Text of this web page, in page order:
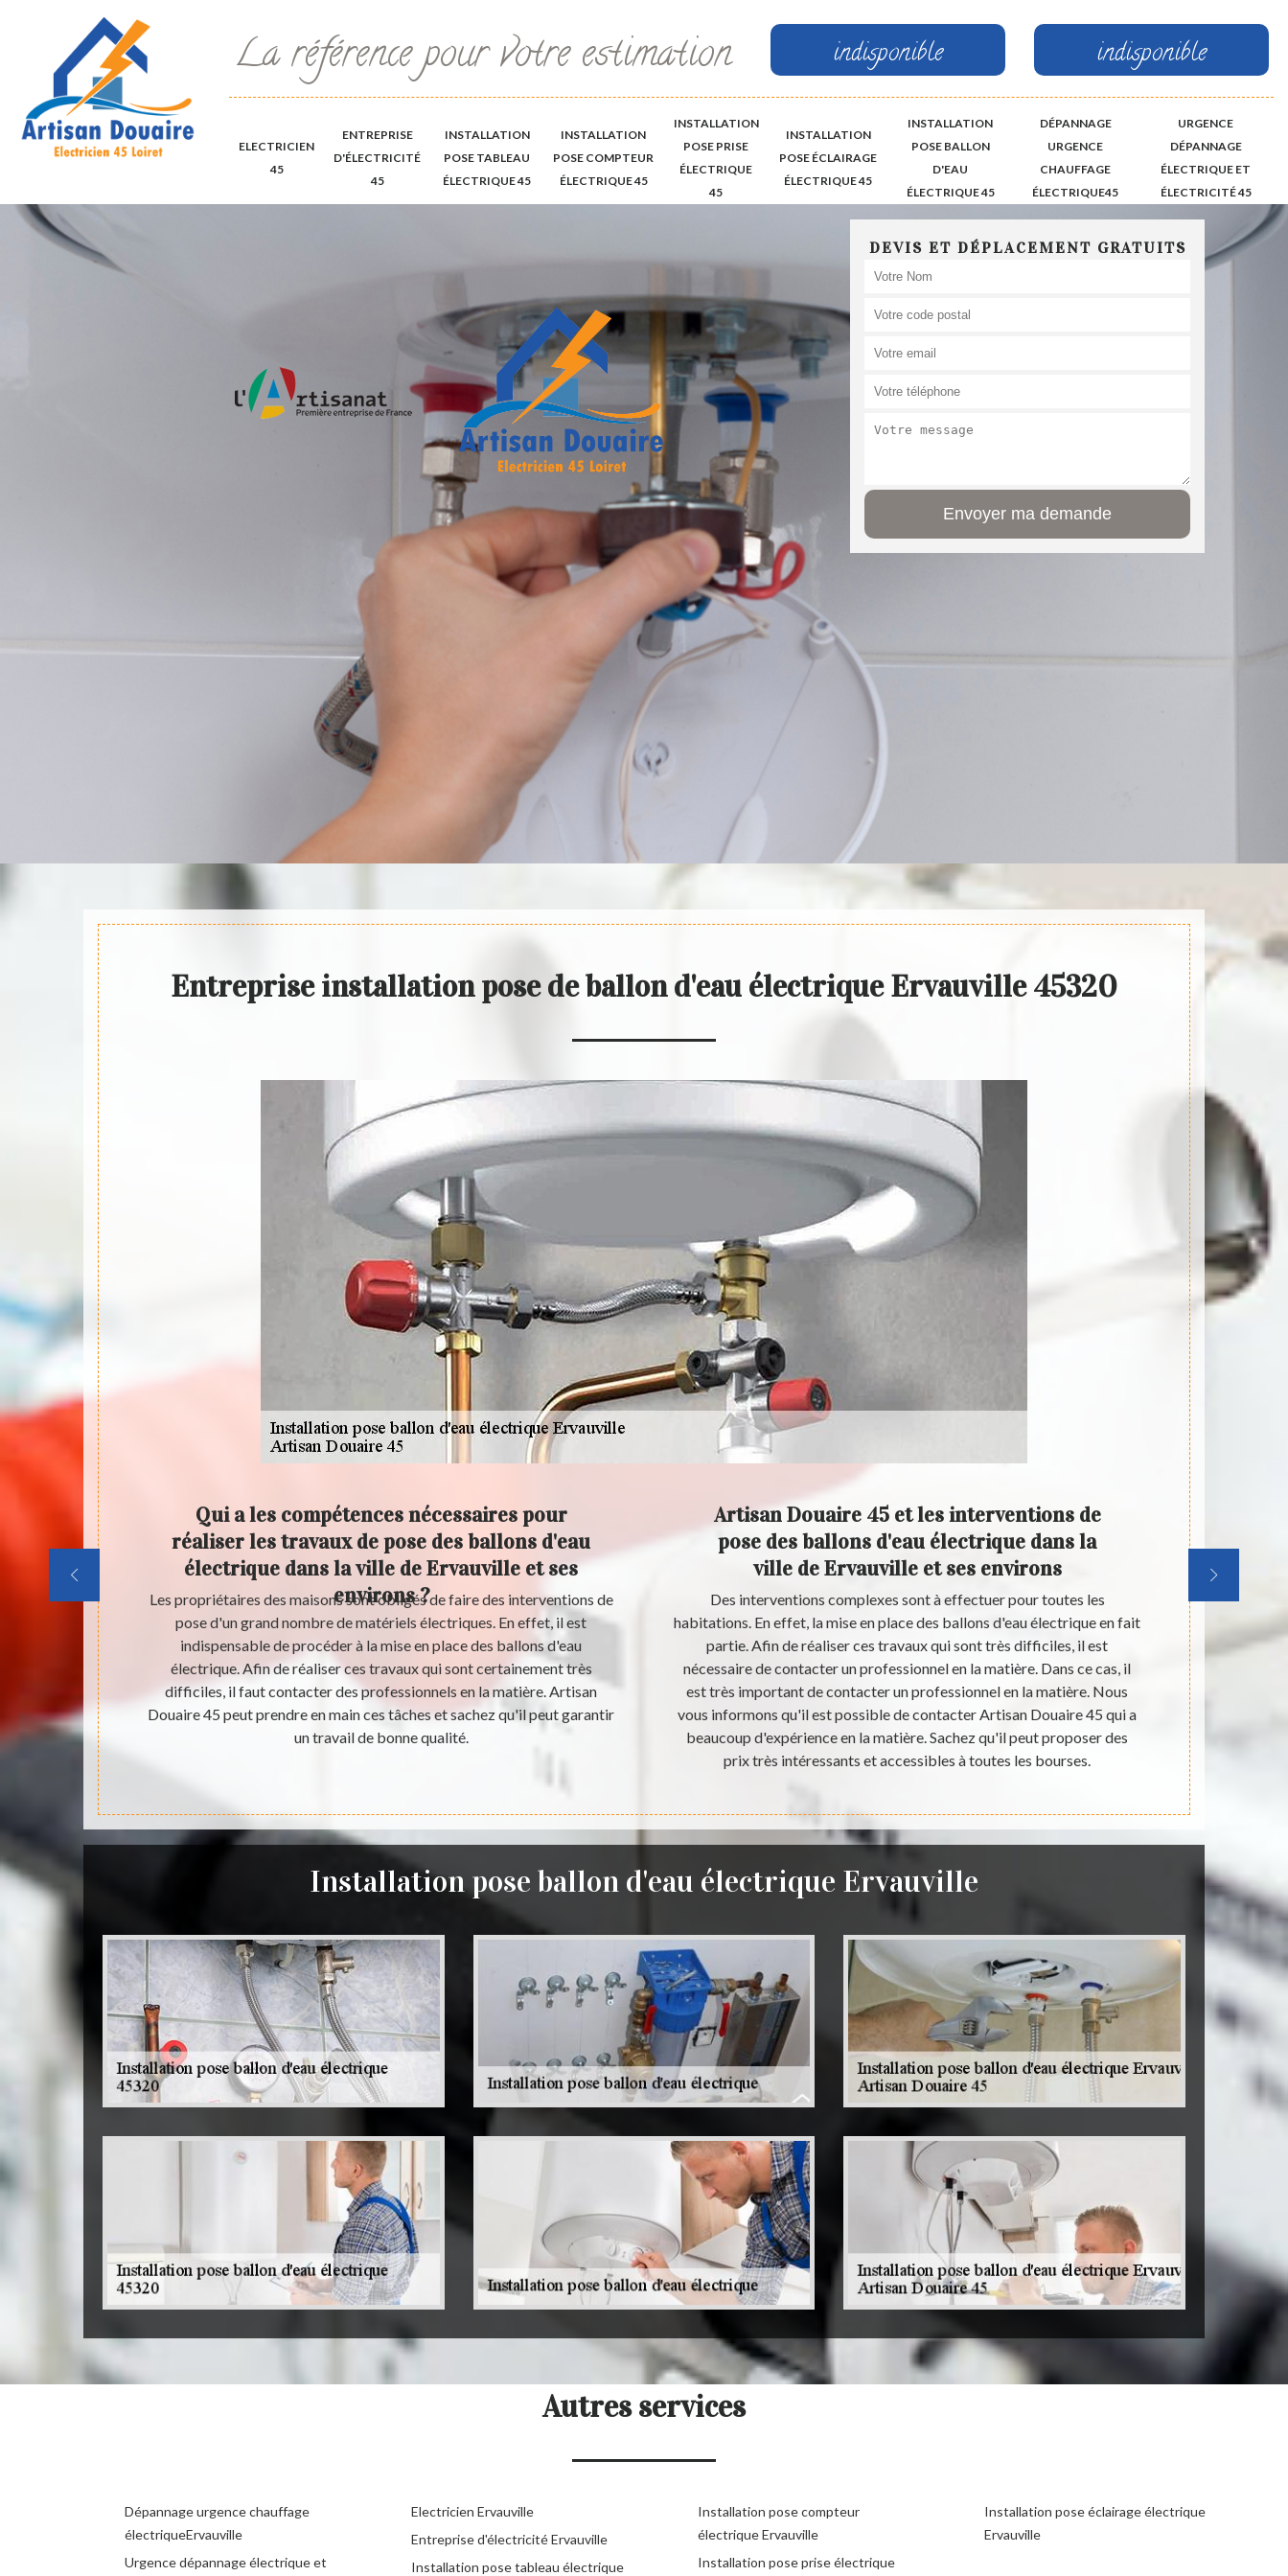
La référence pour votre estimation indisponible indisponible
ELECTRICIEN
45
ENTREPRISE
D'ÉLECTRICITÉ
45
INSTALLATION
POSE TABLEAU
ÉLECTRIQUE 45
INSTALLATION
POSE COMPTEUR
ÉLECTRIQUE 45
INSTALLATION
POSE PRISE
ÉLECTRIQUE
45
INSTALLATION
POSE ÉCLAIRAGE
ÉLECTRIQUE 45
INSTALLATION
POSE BALLON
D'EAU
ÉLECTRIQUE 45
DÉPANNAGE
URGENCE
CHAUFFAGE
ÉLECTRIQUE45
URGENCE
DÉPANNAGE
ÉLECTRIQUE ET
ÉLECTRICITÉ 45
DEVIS ET DÉPLACEMENT GRATUITS
Entreprise installation pose de ballon d'eau électrique Ervauville 45320
sont à faire
peut vous
Qui a les compétences nécessaires pour
réaliser les travaux de pose des ballons d'eau
électrique dans la ville de Ervauville et ses
environs ?
Les propriétaires des maisons sont obligés de faire des interventions de
pose d'un grand nombre de matériels électriques. En effet, il est
indispensable de procéder à la mise en place des ballons d'eau
électrique. Afin de réaliser ces travaux qui sont certainement très
difficiles, il faut contacter des professionnels en la matière. Artisan
Douaire 45 peut prendre en main ces tâches et sachez qu'il peut garantir
un travail de bonne qualité.
Artisan Douaire 45 et les interventions de
pose des ballons d'eau électrique dans la
ville de Ervauville et ses environs
Des interventions complexes sont à effectuer pour toutes les
habitations. En effet, la mise en place des ballons d'eau électrique en fait
partie. Afin de réaliser ces travaux qui sont très difficiles, il est
nécessaire de contacter un professionnel en la matière. Dans ce cas, il
est très important de contacter un professionnel en la matière. Nous
vous informons qu'il est possible de contacter Artisan Douaire 45 qui a
beaucoup d'expérience en la matière. Sachez qu'il peut proposer des
prix très intéressants et accessibles à toutes les bourses.
Les
effet, afin
est
Installation pose ballon d'eau électrique Ervauville
Autres services
Dépannage urgence chauffage
électriqueErvauville
Urgence dépannage électrique et
Electricien Ervauville
Entreprise d'électricité Ervauville
Installation pose tableau électrique
Installation pose compteur
électrique Ervauville
Installation pose prise électrique
Installation pose éclairage électrique
Ervauville